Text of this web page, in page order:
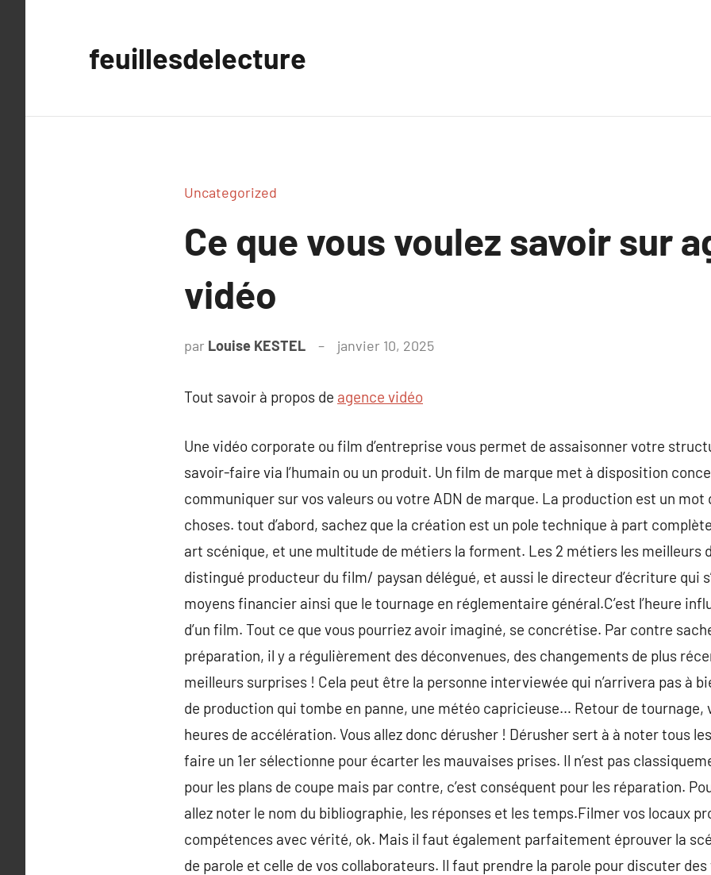
feuillesdelecture
Uncategorized
Ce que vous voulez savoir sur
vidéo
par Louise KESTEL janvier 10, 2025
Tout savoir à propos de agence vidéo
Une vidéo corporate ou film d’entreprise vous permet de assaisonner votre
savoir-faire via l’humain ou un produit. Un film de marque met à disposition
communiquer sur vos valeurs ou votre ADN de marque. La production est un mot
choses. tout d’abord, sachez que la création est un pole technique à part complète,
art scénique, et une multitude de métiers la forment. Les 2 métiers les meilleurs
distingué producteur du film/ paysan délégué, et aussi le directeur d’écriture qui
moyens financier ainsi que le tournage en réglementaire général.C’est l’heure
d’un film. Tout ce que vous pourriez avoir imaginé, se concrétise. Par contre
préparation, il y a régulièrement des déconvenues, des changements de plus
meilleurs surprises ! Cela peut être la personne interviewée qui n’arrivera pas à
de production qui tombe en panne, une météo capricieuse… Retour de tournage,
heures de accélération. Vous allez donc dérusher ! Dérusher sert à à noter tous
faire un 1er sélectionne pour écarter les mauvaises prises. Il n’est pas
pour les plans de coupe mais par contre, c’est conséquent pour les réparation.
allez noter le nom du bibliographie, les réponses et les temps.Filmer vos locaux
compétences avec vérité, ok. Mais il faut également parfaitement éprouver la
de parole et celle de vos collaborateurs. Il faut prendre la parole pour discuter des